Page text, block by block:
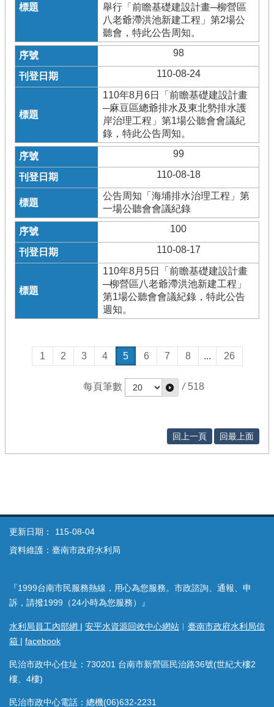
舉行「前瞻基礎建設計畫─柳營區
八老爺滯洪池新建工程」第2場公
聽會，特此公告周知。
98
110-08-24
110年8月6日「前瞻基礎建設計畫
─麻豆區總爺排水及東北勢排水護
岸治理工程」第1場公聽會會議紀
錄，特此公告周知。
99
110-08-18
公告周知「海埔排水治理工程」第
一場公聽會會議紀錄
100
110-08-17
110年8月5日「前瞻基礎建設計畫
─柳營區八老爺滯洪池新建工程」
第1場公聽會會議紀錄，特此公告
週知。
1 2 3 4 5 6 7 8 ... 26
每頁筆數 / 518
回上一頁 回最上面
更新日期：
115-08-04
資料維護：臺南市政府水利局
『1999台南市民服務熱線，用心為您服務。市政諮詢、通報、申
訴，請撥1999（24小時為您服務）』
水利局員工內部網 | 安平水資源回收中心網站 ︱ 臺南市政府水利局信
箱 | facebook
民治市政中心住址：730201 台南市新營區民治路36號(世紀大樓2
樓、4樓)
民治市政中心電話：總機(06)632-2231